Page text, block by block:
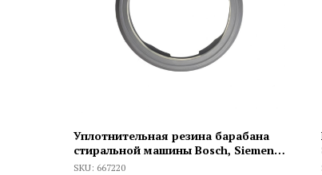
Уплотнительная резина барабана
стиральной машины Bosch, Siemens,
Neff три отвода для слива воды,
SKU: 667220